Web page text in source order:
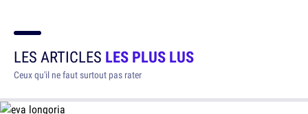
LES ARTICLES LES PLUS LUS
Ceux qu'il ne faut surtout pas rater